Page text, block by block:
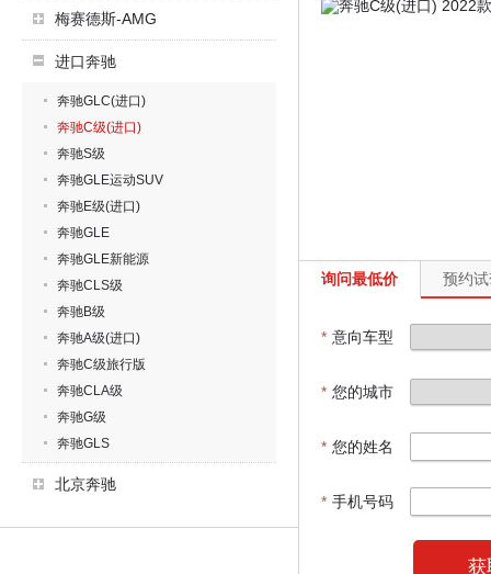
梅赛德斯-AMG
进口奔驰
奔驰GLC(进口)
奔驰C级(进口)
奔驰S级
奔驰GLE运动SUV
奔驰E级(进口)
奔驰GLE
奔驰GLE新能源
奔驰CLS级
奔驰B级
奔驰A级(进口)
奔驰C级旅行版
奔驰CLA级
奔驰G级
奔驰GLS
北京奔驰
询问最低价 预约
* 意向车型
* 您的城市
* 您的姓名
* 手机号码
获